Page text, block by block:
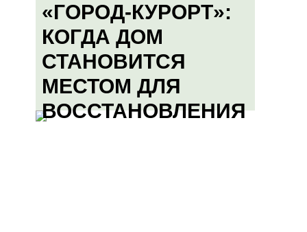
«ГОРОД-КУРОРТ»:
КОГДА ДОМ
СТАНОВИТСЯ
МЕСТОМ ДЛЯ
ВОССТАНОВЛЕНИЯ